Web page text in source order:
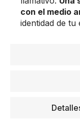
con el medio
identidad de tu